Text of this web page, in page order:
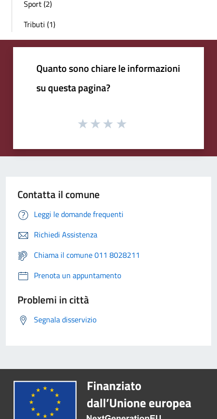
Sport (2)
Tributi (1)
Quanto sono chiare le informazioni
su questa pagina?
Contatta il comune
Leggi le domande frequenti
Richiedi Assistenza
Chiama il comune 011 8028211
Prenota un appuntamento
Problemi in città
Segnala disservizio